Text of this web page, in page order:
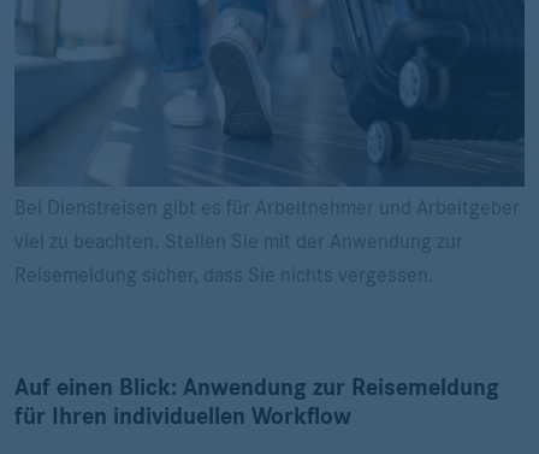
Bei Dienstreisen gibt es für Arbeitnehmer und Arbeitgeber
viel zu beachten. Stellen Sie mit der Anwendung zur
Reisemeldung sicher, dass Sie nichts vergessen.
Auf einen Blick: Anwendung zur Reisemeldung
für Ihren individuellen Workflow